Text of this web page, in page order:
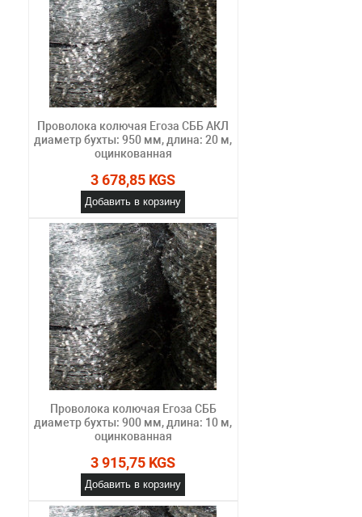
Проволока колючая Егоза СББ АКЛ
диаметр бухты: 950 мм, длина: 20 м,
оцинкованная
3 678,85 KGS
Добавить в корзину
Проволока колючая Егоза СББ
диаметр бухты: 900 мм, длина: 10 м,
оцинкованная
3 915,75 KGS
Добавить в корзину